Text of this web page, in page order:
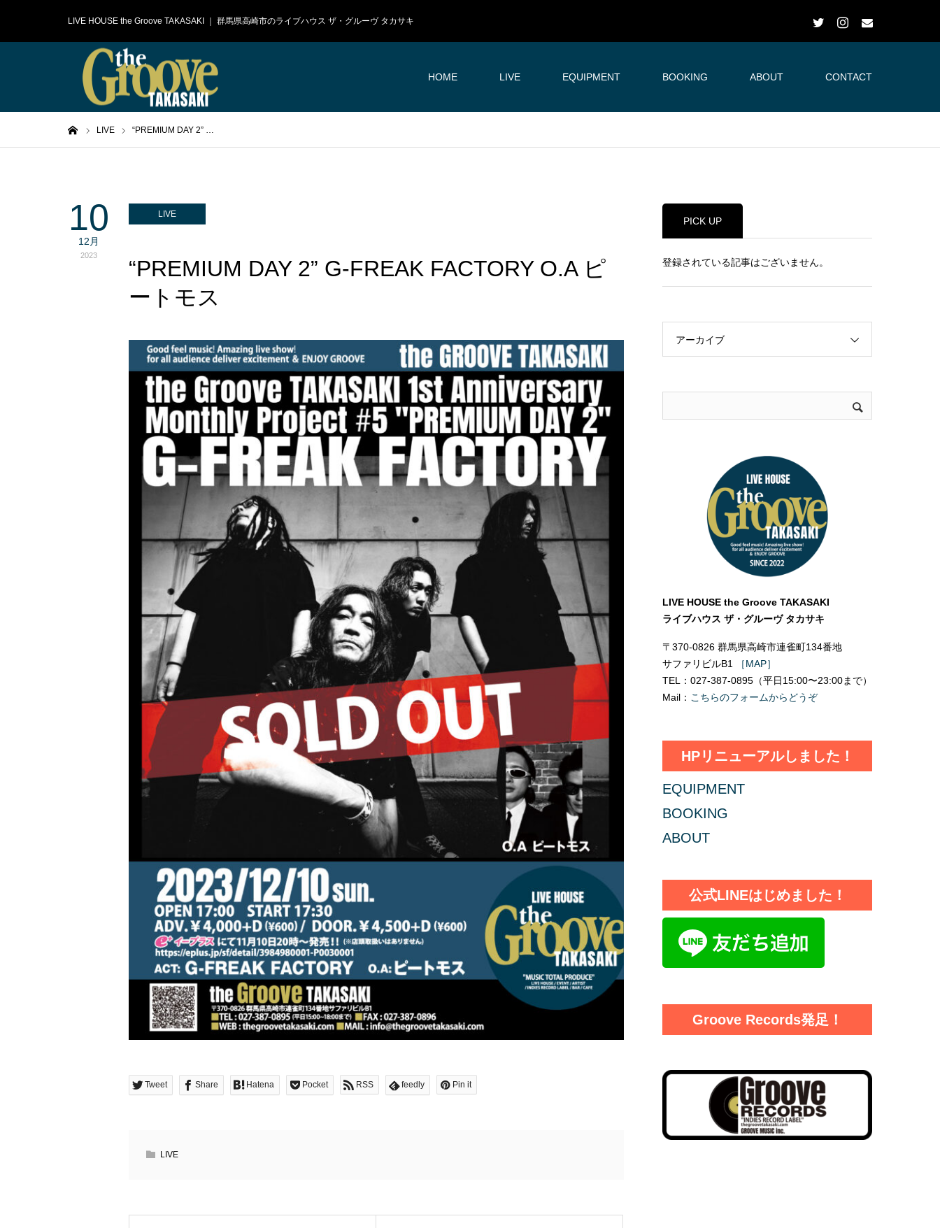
LIVE HOUSE the Groove TAKASAKI ｜ 群馬県高崎市のライブハウス ザ・グルーヴ タカサキ
HOME LIVE EQUIPMENT BOOKING ABOUT CONTACT
LIVE “PREMIUM DAY 2” …
10
12月
2023
LIVE
“PREMIUM DAY 2” G-FREAK FACTORY O.A ピ
ートモス
Tweet Share Hatena Pocket RSS feedly Pin it
LIVE
PICK UP
登録されている記事はございません。
アーカイブ
LIVE HOUSE the Groove TAKASAKI
ライブハウス ザ・グルーヴ タカサキ
〒370-0826 群馬県高崎市連雀町134番地
サファリビルB1
［MAP］
TEL：027-387-0895（平日15:00〜23:00まで）
Mail： こちらのフォームからどうぞ
HPリニューアルしました！
EQUIPMENT
BOOKING
ABOUT
公式LINEはじめました！
Groove Records発足！